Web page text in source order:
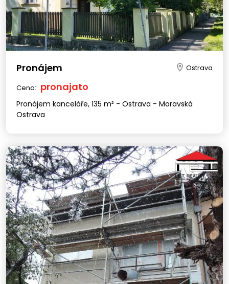
Pronájem Ostrava
Cena: pronajato
Pronájem kanceláře, 135 m² - Ostrava - Moravská
Ostrava